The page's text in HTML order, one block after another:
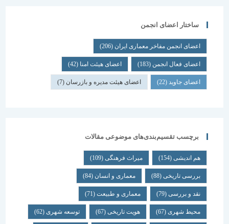
ساختار اعضای انجمن
اعضای انجمن مفاخر معماری ایران (206)
اعضای فعال انجمن(183) اعضای هیئت امنا(42)
اعضای جاوید(22) اعضای هیئت مدیره و بازرسان(7)
برچسب تقسیم‌بندی‌های موضوعی مقالات
هم اندیشی (154) میراث فرهنگی (109)
بررسی تاریخی (88) معماری و انسان (84)
نقد و بررسی (79) معماری و طبیعت (71)
محیط شهری(67) هویت تاریخی(67) توسعه شهری(62)